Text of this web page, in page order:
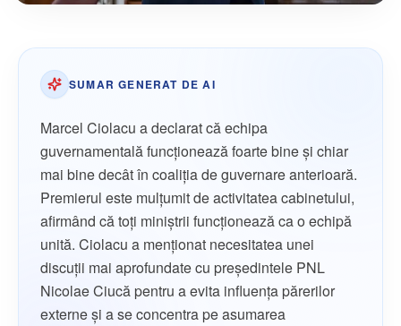
SUMAR GENERAT DE AI
Marcel Ciolacu a declarat că echipa
guvernamentală funcționează foarte bine și chiar
mai bine decât în coaliția de guvernare anterioară.
Premierul este mulțumit de activitatea cabinetului,
afirmând că toți miniștrii funcționează ca o echipă
unită. Ciolacu a menționat necesitatea unei
discuții mai aprofundate cu președintele PNL
Nicolae Ciucă pentru a evita influența părerilor
externe și a se concentra pe asumarea